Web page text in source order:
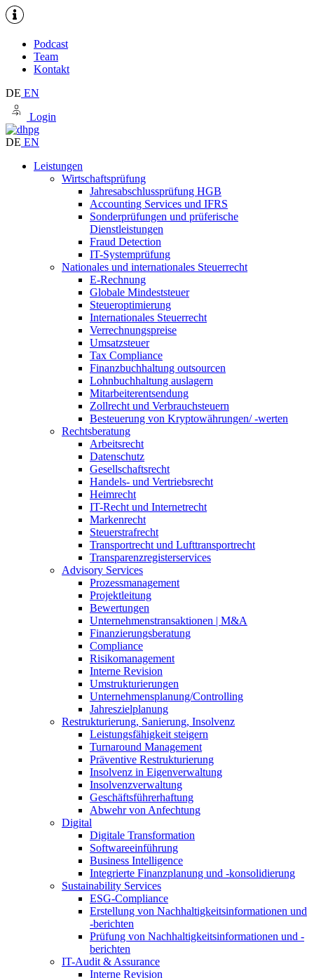
Podcast
Team
Kontakt
DE EN
Login
DE EN
Leistungen
Wirtschaftsprüfung
Jahresabschlussprüfung HGB
Accounting Services und IFRS
Sonderprüfungen und prüferische
Dienstleistungen
Fraud Detection
IT-Systemprüfung
Nationales und internationales Steuerrecht
E-Rechnung
Globale Mindeststeuer
Steueroptimierung
Internationales Steuerrecht
Verrechnungspreise
Umsatzsteuer
Tax Compliance
Finanzbuchhaltung outsourcen
Lohnbuchhaltung auslagern
Mitarbeiterentsendung
Zollrecht und Verbrauchsteuern
Besteuerung von Kryptowährungen/ -werten
Rechtsberatung
Arbeitsrecht
Datenschutz
Gesellschaftsrecht
Handels- und Vertriebsrecht
Heimrecht
IT-Recht und Internetrecht
Markenrecht
Steuerstrafrecht
Transportrecht und Lufttransportrecht
Transparenzregisterservices
Advisory Services
Prozessmanagement
Projektleitung
Bewertungen
Unternehmenstransaktionen | M&A
Finanzierungsberatung
Compliance
Risikomanagement
Interne Revision
Umstrukturierungen
Unternehmensplanung/Controlling
Jahreszielplanung
Restrukturierung, Sanierung, Insolvenz
Leistungsfähigkeit steigern
Turnaround Management
Präventive Restrukturierung
Insolvenz in Eigenverwaltung
Insolvenzverwaltung
Geschäftsführerhaftung
Abwehr von Anfechtung
Digital
Digitale Transformation
Softwareeinführung
Business Intelligence
Integrierte Finanzplanung und -konsolidierung
Sustainability Services
ESG-Compliance
Erstellung von Nachhaltigkeitsinformationen und
-berichten
Prüfung von Nachhaltigkeitsinformationen und -
berichten
IT-Audit & Assurance
Interne Revision